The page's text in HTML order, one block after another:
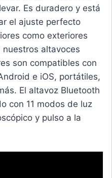
Es duradero y está
el ajuste perfecto
como exteriores
altavoces
son compatibles con
e iOS, portátiles,
El altavoz Bluetooth
con 11 modos de luz
y pulso a la